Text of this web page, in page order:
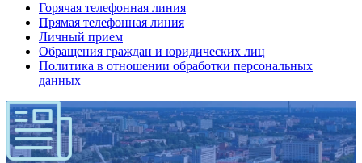
Горячая телефонная линия
Прямая телефонная линия
Личный прием
Обращения граждан и юридических лиц
Политика в отношении обработки персональных
данных